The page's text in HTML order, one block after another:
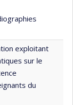
exploitant
sur le
du